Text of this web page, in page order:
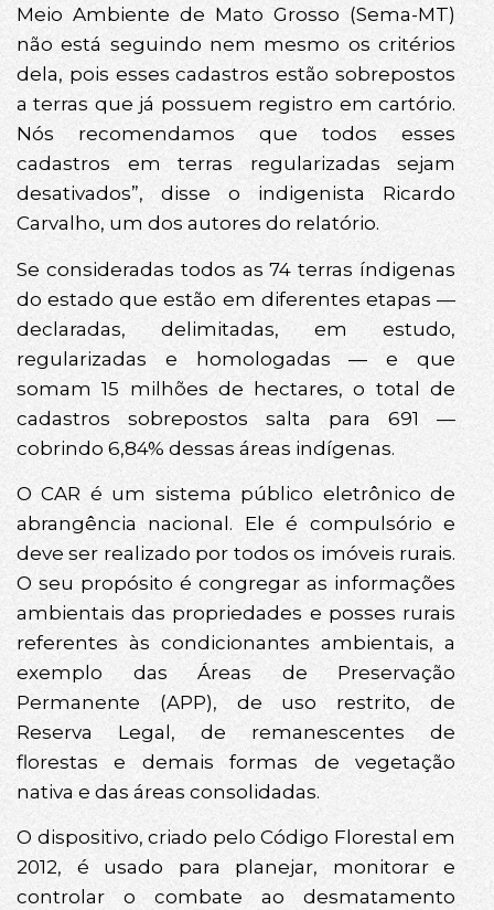
Meio Ambiente de Mato Grosso (Sema-MT)
não está seguindo nem mesmo os critérios
dela, pois esses cadastros estão sobrepostos
a terras que já possuem registro em cartório.
Nós recomendamos que todos esses
cadastros em terras regularizadas sejam
desativados”, disse o indigenista Ricardo
Carvalho, um dos autores do relatório.
Se consideradas todos as 74 terras índigenas
do estado que estão em diferentes etapas —
declaradas, delimitadas, em estudo,
regularizadas e homologadas — e que
somam 15 milhões de hectares, o total de
cadastros sobrepostos salta para 691 —
cobrindo 6,84% dessas áreas indígenas.
O CAR é um sistema público eletrônico de
abrangência nacional. Ele é compulsório e
deve ser realizado por todos os imóveis rurais.
O seu propósito é congregar as informações
ambientais das propriedades e posses rurais
referentes às condicionantes ambientais, a
exemplo das Áreas de Preservação
Permanente (APP), de uso restrito, de
Reserva Legal, de remanescentes de
florestas e demais formas de vegetação
nativa e das áreas consolidadas.
O dispositivo, criado pelo Código Florestal em
2012, é usado para planejar, monitorar e
controlar o combate ao desmatamento